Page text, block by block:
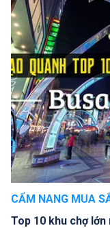
CẨM NANG MUA
Top 10 khu chợ lớn